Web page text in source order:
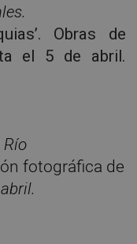
Obras de
el 5 de abril.
fotográfica de